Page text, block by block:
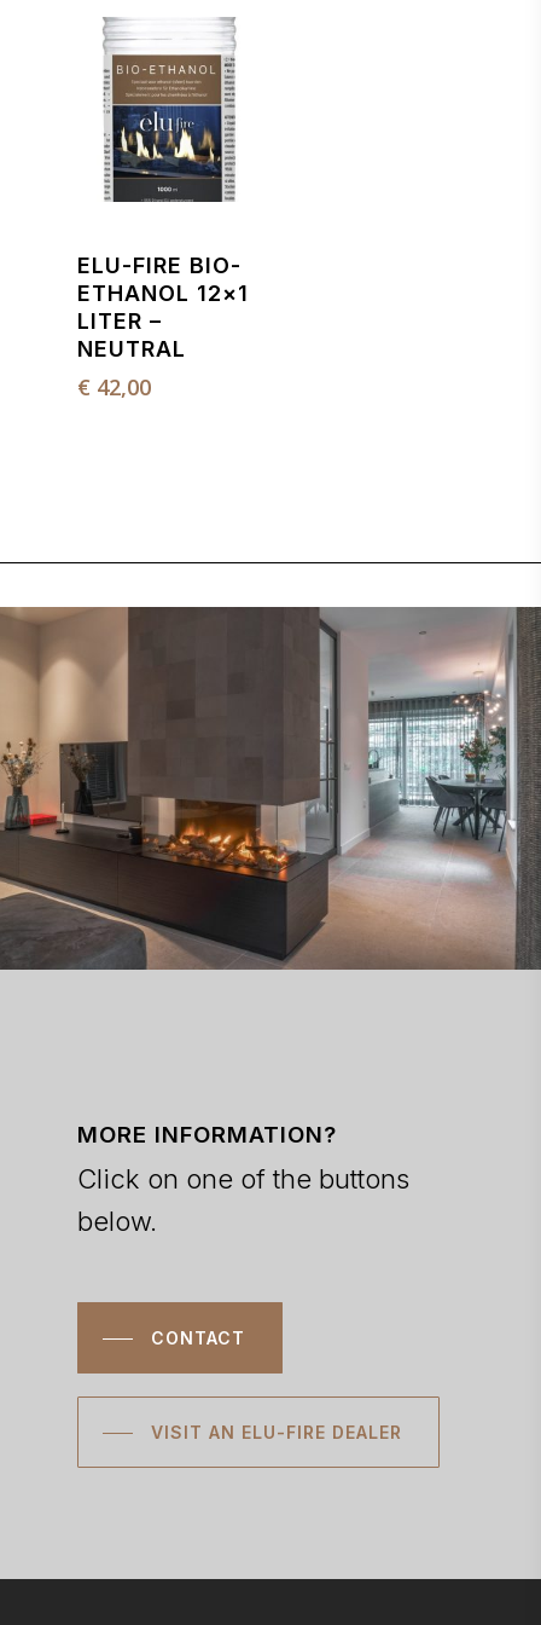
ELU-FIRE BIO-
ETHANOL 12×1
LITER –
NEUTRAL
€ 42,00
MORE INFORMATION?
Click on one of the buttons
below.
CONTACT
VISIT AN ELU-FIRE DEALER